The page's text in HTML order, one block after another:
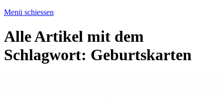
Menü schiessen
Alle Artikel mit dem
Schlagwort: Geburtskarten